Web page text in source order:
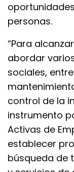
personas.
“Para
abordar
sociales,
control de la
instrumento
Activas de
establecer
búsqueda de